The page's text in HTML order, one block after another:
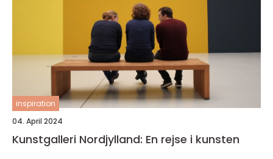
inspiration
04. April 2024
Kunstgalleri Nordjylland: En rejse i kunsten